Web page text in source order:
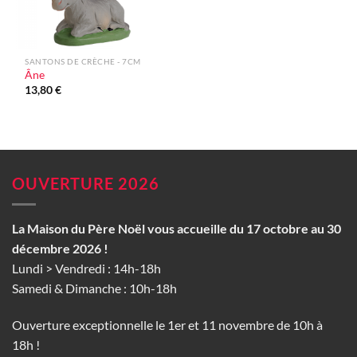
SANTONS DE CRÈCHE - 7CM
Âne
13,80€
OUVERTURE 2026
La Maison du Père Noël vous accueille du 17 octobre au 30
décembre 2026 !
Lundi > Vendredi : 14h-18h
Samedi & Dimanche : 10h-18h
Ouverture exceptionnelle le 1er et 11 novembre de 10h à
18h !